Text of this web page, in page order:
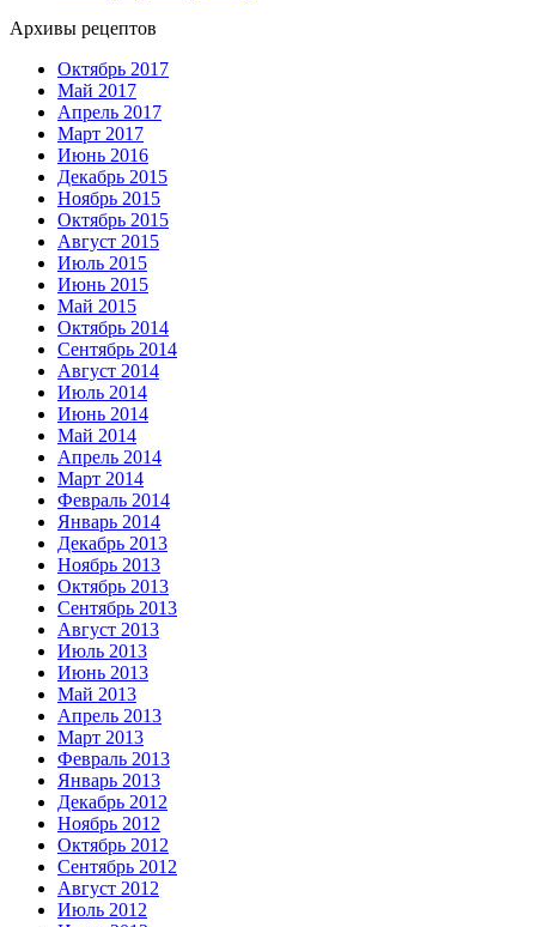
Архивы рецептов
Октябрь 2017
Май 2017
Апрель 2017
Март 2017
Июнь 2016
Декабрь 2015
Ноябрь 2015
Октябрь 2015
Август 2015
Июль 2015
Июнь 2015
Май 2015
Октябрь 2014
Сентябрь 2014
Август 2014
Июль 2014
Июнь 2014
Май 2014
Апрель 2014
Март 2014
Февраль 2014
Январь 2014
Декабрь 2013
Ноябрь 2013
Октябрь 2013
Сентябрь 2013
Август 2013
Июль 2013
Июнь 2013
Май 2013
Апрель 2013
Март 2013
Февраль 2013
Январь 2013
Декабрь 2012
Ноябрь 2012
Октябрь 2012
Сентябрь 2012
Август 2012
Июль 2012